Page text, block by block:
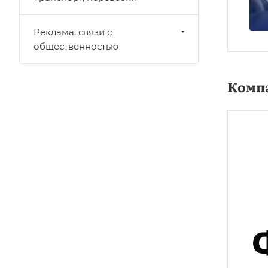
Реклама, связи с
общественностью